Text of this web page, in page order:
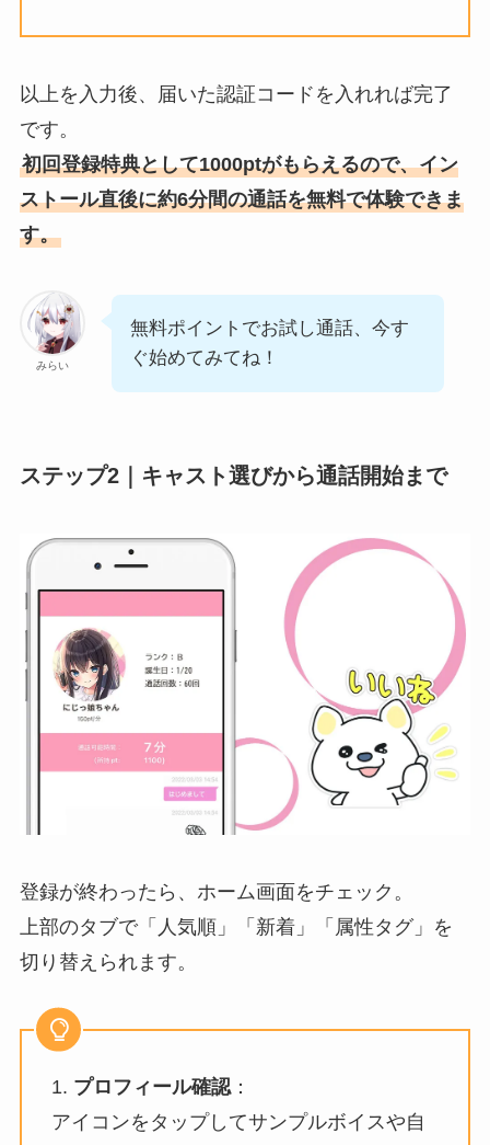
以上を入力後、届いた認証コードを入れれば完了
です。
初回登録特典として1000ptがもらえるので、イン
ストール直後に約6分間の通話を無料で体験できま
す。
みらい
無料ポイントでお試し通話、今す
ぐ始めてみてね！
ステップ2｜キャスト選びから通話開始まで
登録が終わったら、ホーム画面をチェック。
上部のタブで「人気順」「新着」「属性タグ」を
切り替えられます。
1. プロフィール確認：
アイコンをタップしてサンプルボイスや自